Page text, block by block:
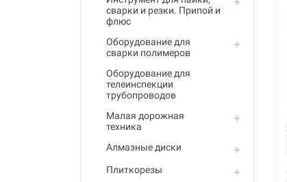
сварки и резки. Припой и
флюс
Оборудование для
сварки полимеров
Оборудование для
телеинспекции
трубопроводов
Малая дорожная
техника
Алмазные диски
Плиткорезы